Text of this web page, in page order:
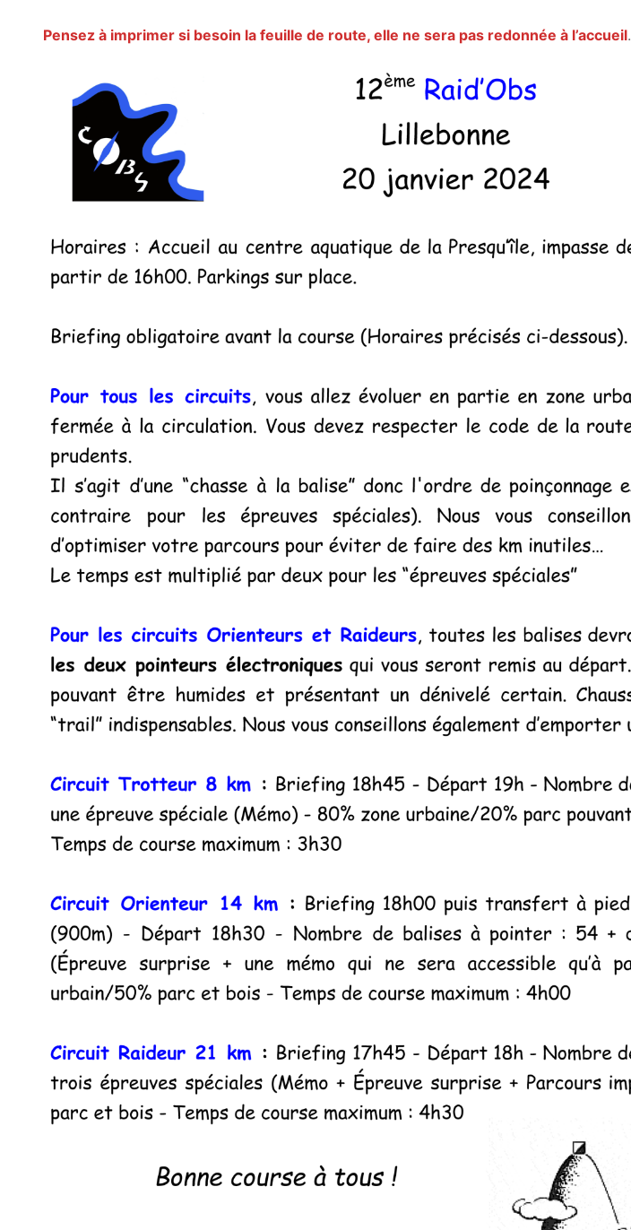
Pensez à imprimer si besoin la feuille de route, elle ne sera pas redonnée à l’accueil.